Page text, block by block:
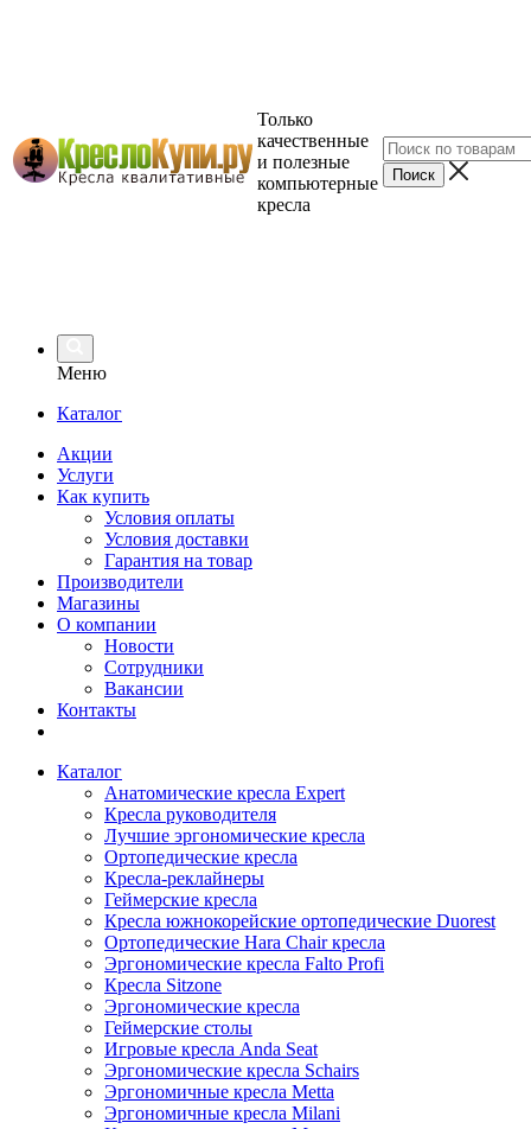
Только
качественные
и полезные
компьютерные
кресла
Меню
Каталог
Акции
Услуги
Как купить
Условия оплаты
Условия доставки
Гарантия на товар
Производители
Магазины
О компании
Новости
Сотрудники
Вакансии
Контакты
Каталог
Анатомические кресла Expert
Кресла руководителя
Лучшие эргономические кресла
Ортопедические кресла
Кресла-реклайнеры
Геймерские кресла
Кресла южнокорейские ортопедические Duorest
Ортопедические Hara Chair кресла
Эргономические кресла Falto Profi
Кресла Sitzone
Эргономические кресла
Геймерские столы
Игровые кресла Anda Seat
Эргономические кресла Schairs
Эргономичные кресла Metta
Эргономичные кресла Milani